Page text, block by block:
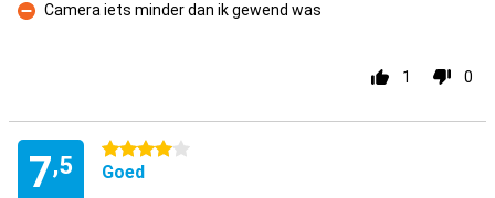
Minpunt
Camera iets minder dan ik gewend was
1 0
7,5
4 sterren
Goed